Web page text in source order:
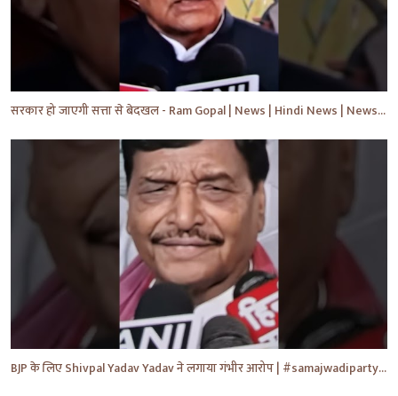
सरकार हो जाएगी सत्ता से बेदखल - Ram Gopal | News | Hindi News | News Today | #shorts #ytshorts #yt
BJP के लिए Shivpal Yadav Yadav ने लगाया गंभीर आरोप | #samajwadiparty | Akhilesh Yadav | #shorts #yt